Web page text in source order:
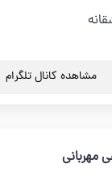
مشاهده کانال تلگرام
مهربانی